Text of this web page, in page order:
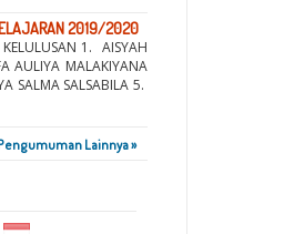
2019/2020
1. AISYAH
AULIYA MALAKIYANA
SALMA SALSABILA 5.
Lainnya »